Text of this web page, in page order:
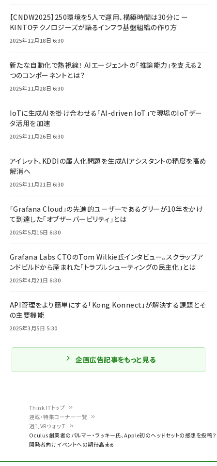
く
Think ITトップ
連載・特集コーナー一覧
週刊VRウォッチ
Oculus創業者のパルマー・ラッキー氏、Apple初のヘッドセットの感想を投稿？
開発者向けイベントへの期待高まる
【CNDW2025】250環境を5人で運用、構築時間は30分に ー
KINTOテクノロジーズが語るインフラ基盤組織の作り方
2025年12月18日 6:30
新たな自動化で熱視線！ AIエージェントの「推論能力」を支える2
つのコンポーネントとは？
2025年11月28日 6:30
IoTに生成AIを掛け合わせる「AI-driven IoT」で現場のIoTデー
タ活用を加速
2025年11月26日 6:30
アイレット、KDDIの属人化問題を生成AIアシスタントの精度を高め
解消へ
2025年11月21日 6:30
「Grafana Cloud」の先進的ユーザーであるグリーが10年をかけ
て到達した「オブザーバービリティ」とは
2025年5月15日 6:30
Grafana Labs CTOのTom Wilkie氏インタビュー。スクラップア
ンドビルドから産まれた「トラブルシューティングの民主化」とは
2025年4月21日 6:30
API管理をより簡単にする「Kong Konnect」が解決する課題とそ
の主要機能
2025年3月5日 5:30
企画広告記事をもっと見る